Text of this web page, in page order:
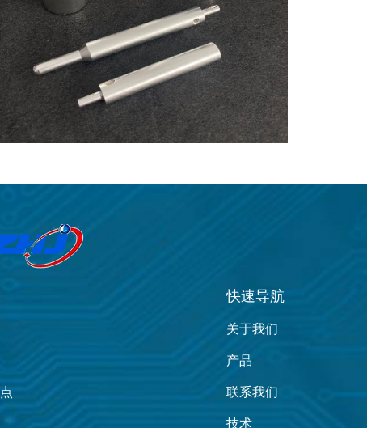
快速导航
关于我们
产品
联系我们
技术